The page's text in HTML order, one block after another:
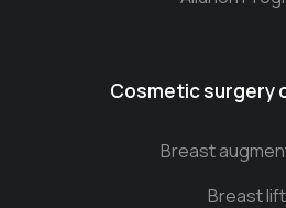
Cosmetic surgery
Breast
Breast lift